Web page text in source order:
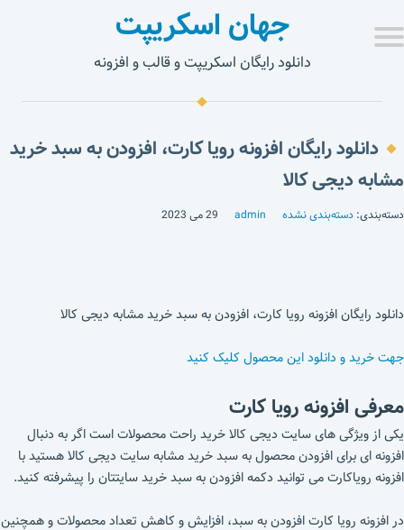
جهان اسکریپت
دانلود رایگان اسکریپت و قالب و افزونه
دانلود رایگان افزونه رویا کارت، افزودن به سبد خرید
مشابه دیجی کالا
دسته‌بندی: دسته‌بندی نشده admin 29 می 2023
دانلود رایگان افزونه رویا کارت، افزودن به سبد خرید مشابه دیجی کالا
جهت خرید و دانلود این محصول کلیک کنید
معرفی افزونه رویا کارت
یکی از ویژگی های سایت دیجی کالا خرید راحت محصولات است اگر به دنبال
افزونه ای برای افزودن محصول به سبد خرید مشابه سایت دیجی کالا هستید با
افزونه رویاکارت می توانید دکمه افزودن به سبد خرید سایتتان را پیشرفته کنید.
در افزونه رویا کارت افزودن به سبد، افزایش و کاهش تعداد محصولات و همچنین